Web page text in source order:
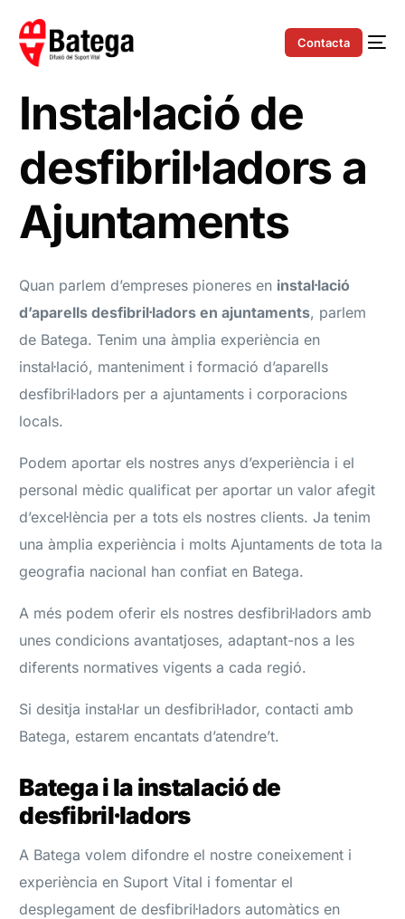
Contacta
Instal·lació de
desfibril·ladors a
Ajuntaments
Quan parlem d’empreses pioneres en instal·lació
d’aparells desfibril·ladors en ajuntaments, parlem
de Batega. Tenim una àmplia experiència en
instal·lació, manteniment i formació d’aparells
desfibril·ladors per a ajuntaments i corporacions
locals.
Podem aportar els nostres anys d’experiència i el
personal mèdic qualificat per aportar un valor afegit
d’excel·lència per a tots els nostres clients. Ja tenim
una àmplia experiència i molts Ajuntaments de tota la
geografia nacional han confiat en Batega.
A més podem oferir els nostres desfibril·ladors amb
unes condicions avantatjoses, adaptant-nos a les
diferents normatives vigents a cada regió.
Si desitja instal·lar un desfibril·lador, contacti amb
Batega, estarem encantats d’atendre’t.
Batega i la instalació de
desfibril·ladors
A Batega volem difondre el nostre coneixement i
experiència en Suport Vital i fomentar el
desplegament de desfibril·ladors automàtics en